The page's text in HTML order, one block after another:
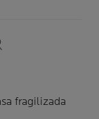
fragilizada